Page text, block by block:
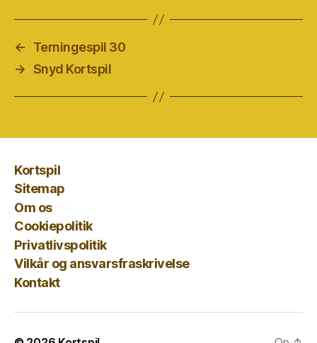
←
Terningespil 30
→ Snyd Kortspil
Kortspil
Sitemap
Om os
Cookiepolitik
Privatlivspolitik
Vilkår og ansvarsfraskrivelse
Kontakt